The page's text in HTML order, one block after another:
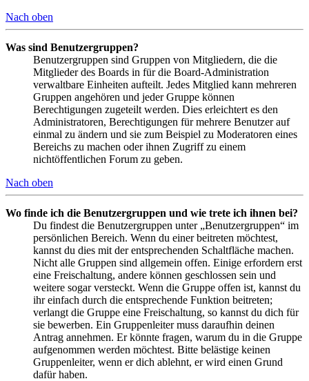
Nach oben
Was sind Benutzergruppen?
Benutzergruppen sind Gruppen von Mitgliedern, die die
Mitglieder des Boards in für die Board-Administration
verwaltbare Einheiten aufteilt. Jedes Mitglied kann mehreren
Gruppen angehören und jeder Gruppe können
Berechtigungen zugeteilt werden. Dies erleichtert es den
Administratoren, Berechtigungen für mehrere Benutzer auf
einmal zu ändern und sie zum Beispiel zu Moderatoren eines
Bereichs zu machen oder ihnen Zugriff zu einem
nichtöffentlichen Forum zu geben.
Nach oben
Wo finde ich die Benutzergruppen und wie trete ich ihnen bei?
Du findest die Benutzergruppen unter „Benutzergruppen“ im
persönlichen Bereich. Wenn du einer beitreten möchtest,
kannst du dies mit der entsprechenden Schaltfläche machen.
Nicht alle Gruppen sind allgemein offen. Einige erfordern erst
eine Freischaltung, andere können geschlossen sein und
weitere sogar versteckt. Wenn die Gruppe offen ist, kannst du
ihr einfach durch die entsprechende Funktion beitreten;
verlangt die Gruppe eine Freischaltung, so kannst du dich für
sie bewerben. Ein Gruppenleiter muss daraufhin deinen
Antrag annehmen. Er könnte fragen, warum du in die Gruppe
aufgenommen werden möchtest. Bitte belästige keinen
Gruppenleiter, wenn er dich ablehnt, er wird einen Grund
dafür haben.